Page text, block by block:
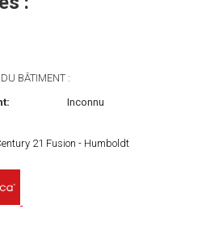
BÂTIMENT :
Inconnu
21 Fusion - Humboldt